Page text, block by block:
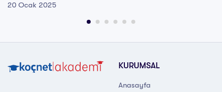
20 Ocak 2025
KURUMSAL
Anasayfa